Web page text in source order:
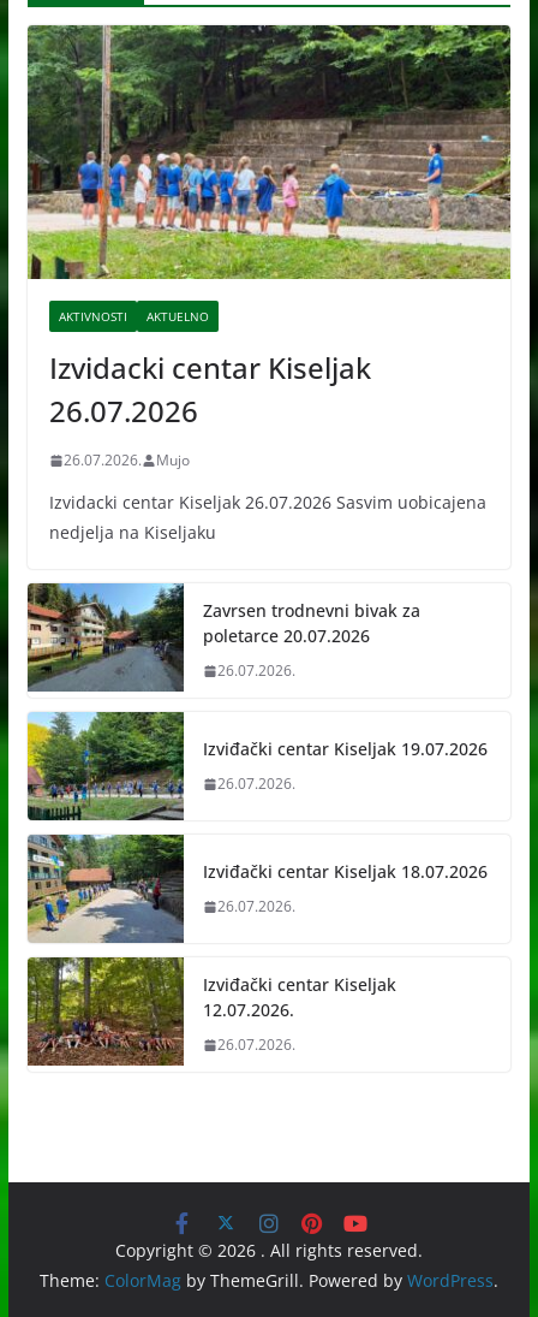
v
e
AKTIVNOSTI AKTUELNO
Izvidacki centar Kiseljak
26.07.2026
26.07.2026. Mujo
Izvidacki centar Kiseljak 26.07.2026 Sasvim uobicajena
nedjelja na Kiseljaku
Zavrsen trodnevni bivak za
poletarce 20.07.2026
26.07.2026.
Izviđački centar Kiseljak 19.07.2026
26.07.2026.
Izviđački centar Kiseljak 18.07.2026
26.07.2026.
Izviđački centar Kiseljak
12.07.2026.
26.07.2026.
Copyright © 2026 . All rights reserved.
Theme: ColorMagby ThemeGrill. Powered by WordPress.